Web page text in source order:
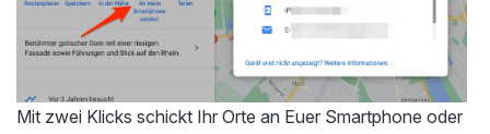
Mit zwei Klicks schickt Ihr Orte an Euer Smartphone oder